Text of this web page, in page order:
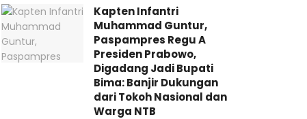
Kapten Infantri
Muhammad Guntur,
Paspampres Regu A
Presiden Prabowo,
Digadang Jadi Bupati
Bima: Banjir Dukungan
dari Tokoh Nasional dan
Warga NTB